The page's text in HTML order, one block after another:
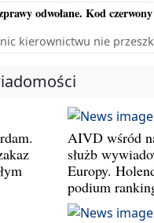
odwołane. Kod
kierownictwu nie
AIVD wśród
służb
Europy.
podium